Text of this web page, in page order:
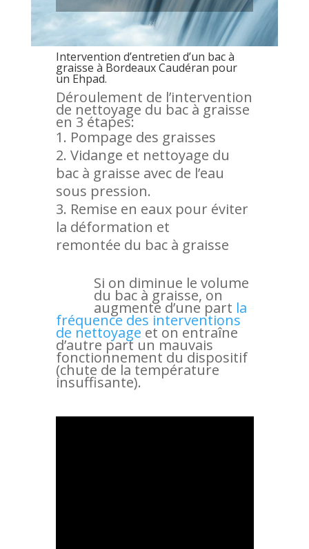
Intervention d’entretien d’un bac à
graisse à Bordeaux Caudéran pour
un Ehpad.
Déroulement de l’intervention
de nettoyage du bac à graisse
en 3 étapes:
Pompage des graisses
Vidange et nettoyage du
bac à graisse avec de l’eau
sous pression.
Remise en eaux pour éviter
la déformation et
remontée du bac à graisse
Si on diminue le volume
du bac à graisse, on
augmente d’une part la
fréquence des interventions
de nettoyage et on entraîne
d’autre part un mauvais
fonctionnement du dispositif
(chute de la température
insuffisante).